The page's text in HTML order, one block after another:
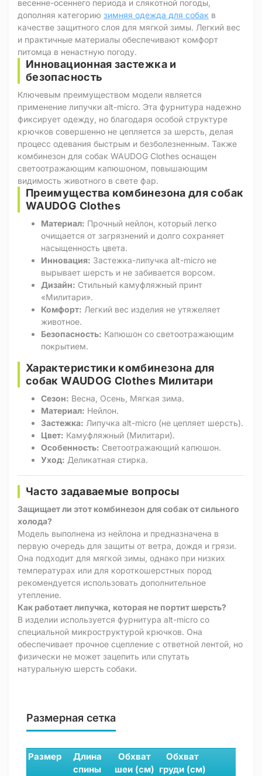
весенне-осеннего периода и слякотной погоды,
дополняя категорию зимняя одежда для собак в
качестве защитного слоя для мягкой зимы. Легкий вес
и практичные материалы обеспечивают комфорт
питомца в ненастную погоду.
Инновационная застежка и
безопасность
Ключевым преимуществом модели является
применение липучки alt-micro. Эта фурнитура надежно
фиксирует одежду, но благодаря особой структуре
крючков совершенно не цепляется за шерсть, делая
процесс одевания быстрым и безболезненным. Также
комбинезон для собак WAUDOG Clothes оснащен
светоотражающим капюшоном, повышающим
видимость животного в свете фар.
Преимущества комбинезона для собак
WAUDOG Clothes
Материал: Прочный нейлон, который легко
очищается от загрязнений и долго сохраняет
насыщенность цвета.
Инновация: Застежка-липучка alt-micro не
вырывает шерсть и не забивается ворсом.
Дизайн: Стильный камуфляжный принт
«Милитари».
Комфорт: Легкий вес изделия не утяжеляет
животное.
Безопасность: Капюшон со светоотражающим
покрытием.
Характеристики комбинезона для
собак WAUDOG Clothes Милитари
Сезон: Весна, Осень, Мягкая зима.
Материал: Нейлон.
Застежка: Липучка alt-micro (не цепляет шерсть).
Цвет: Камуфляжный (Милитари).
Особенность: Светоотражающий капюшон.
Уход: Деликатная стирка.
Часто задаваемые вопросы
Защищает ли этот комбинезон для собак от сильного
холода?
Модель выполнена из нейлона и предназначена в
первую очередь для защиты от ветра, дождя и грязи.
Она подходит для мягкой зимы, однако при низких
температурах или для короткошерстных пород
рекомендуется использовать дополнительное
утепление.
Как работает липучка, которая не портит шерсть?
В изделии используется фурнитура alt-micro со
специальной микроструктурой крючков. Она
обеспечивает прочное сцепление с ответной лентой, но
физически не может зацепить или спутать
натуральную шерсть собаки.
Размерная сетка
Размер
Длина
спины
Обхват
шеи (см)
Обхват
груди (см)